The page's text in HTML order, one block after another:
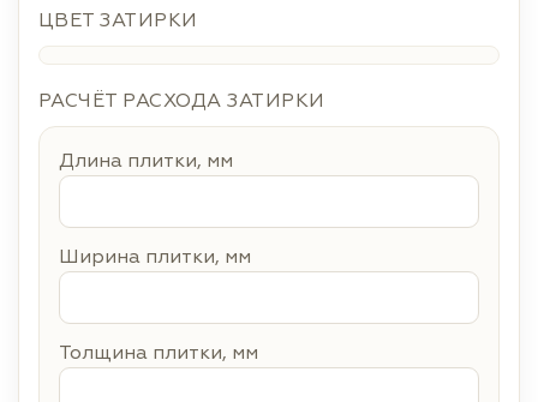
ЦВЕТ ЗАТИРКИ
РАСЧЁТ РАСХОДА ЗАТИРКИ
Длина плитки, мм
Ширина плитки, мм
Толщина плитки, мм